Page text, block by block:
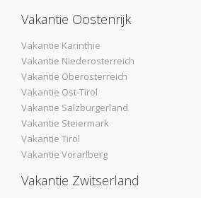
Vakantie Oostenrijk
Vakantie Karinthie
Vakantie Niederosterreich
Vakantie Oberosterreich
Vakantie Ost-Tirol
Vakantie Salzburgerland
Vakantie Steiermark
Vakantie Tirol
Vakantie Vorarlberg
Vakantie Zwitserland